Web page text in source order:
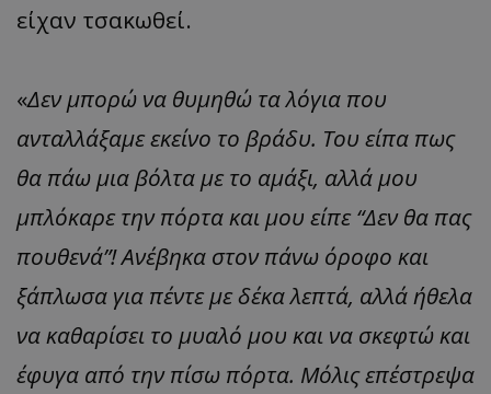
είχαν τσακωθεί.
«Δεν μπορώ να θυμηθώ τα λόγια που
ανταλλάξαμε εκείνο το βράδυ. Του είπα πως
θα πάω μια βόλτα με το αμάξι, αλλά μου
μπλόκαρε την πόρτα και μου είπε “Δεν θα πας
πουθενά”! Ανέβηκα στον πάνω όροφο και
ξάπλωσα για πέντε με δέκα λεπτά, αλλά ήθελα
να καθαρίσει το μυαλό μου και να σκεφτώ και
έφυγα από την πίσω πόρτα. Μόλις επέστρεψα